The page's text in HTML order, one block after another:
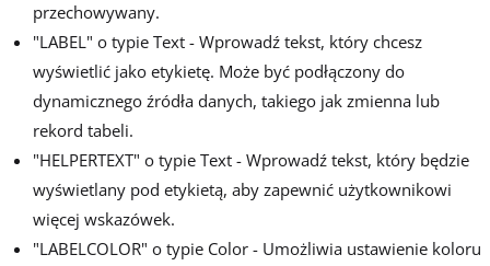
przechowywany.
"LABEL" o typie Text - Wprowadź tekst, który chcesz
wyświetlić jako etykietę. Może być podłączony do
dynamicznego źródła danych, takiego jak zmienna lub
rekord tabeli.
"HELPERTEXT" o typie Text - Wprowadź tekst, który będzie
wyświetlany pod etykietą, aby zapewnić użytkownikowi
więcej wskazówek.
"LABELCOLOR" o typie Color - Umożliwia ustawienie koloru